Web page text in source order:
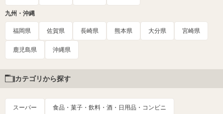
九州・沖縄
福岡県 佐賀県 長崎県 熊本県 大分県 宮崎県
鹿児島県 沖縄県
カテゴリから探す
スーパー 食品・菓子・飲料・酒・日用品・コンビニ